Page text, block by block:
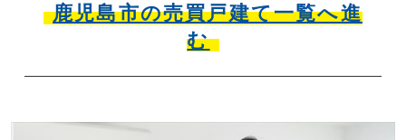
鹿児島市の売買戸建て一覧へ進
む